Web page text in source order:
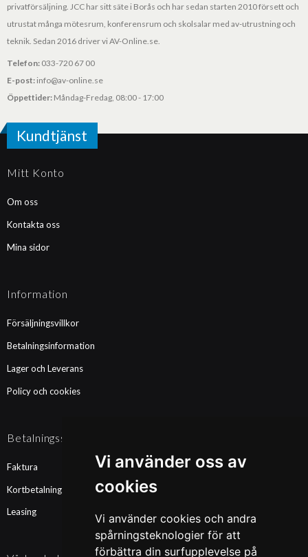
Vi använder oss av
cookies
Vi använder cookies och andra
spårningsteknologier för att
förbättra din surfupplevelse på
privatförsäljning. JCC har sitt säte i Borås och har sedan starten 2010 försett och
utrustat många mötesrum, konferensrum och skolsalar med av-utrustning och
teknik. Sedan 2016 driver vi AV-Online.se.
Telefon: 033-720 67 00
E-post: info@av-online.se
Öppettider: Måndag-Fredag, 08:00 - 17:00
Kundtjänst
Mitt Konto
Om oss
Kontakta oss
Mina sidor
Information
Försäljningsvillkor
Betalningsinformation
Lager och Leverans
Policy och cookies
Betalningssätt
Faktura
Kortbetalning
Leasing